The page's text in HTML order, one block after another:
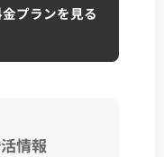
プランを見る
情報